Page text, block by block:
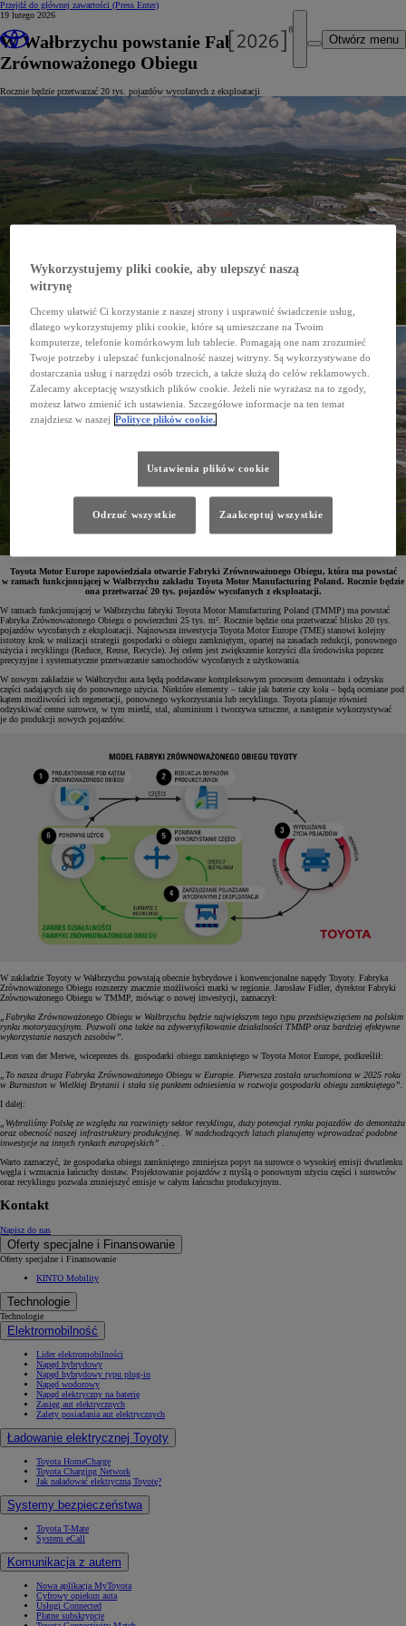
Przejdź do głównej zawartości (Press Enter)
Otwórz menu
19 lutego 2026
W Wałbrzychu powstanie Fabryka
Zrównoważonego Obiegu
Rocznie będzie przetwarzać 20 tys. pojazdów wycofanych z eksploatacji
Toyota Motor Europe zapowiedziała otwarcie Fabryki Zrównoważonego Obiegu, która ma powstać
w ramach funkcjonującej w Wałbrzychu zakładu Toyota Motor Manufacturing Poland. Rocznie będzie
ona przetwarzać 20 tys. pojazdów wycofanych z eksploatacji.
W ramach funkcjonującej w Wałbrzychu fabryki Toyota Motor Manufacturing Poland (TMMP) ma powstać
Fabryka Zrównoważonego Obiegu o powierzchni 25 tys. m². Rocznie będzie ona przetwarzać blisko 20 tys.
pojazdów wycofanych z eksploatacji. Najnowsza inwestycja Toyota Motor Europe (TME) stanowi kolejny
istotny krok w realizacji strategii gospodarki o obiegu zamkniętym, opartej na zasadach redukcji, ponownego
użycia i recyklingu (Reduce, Reuse, Recycle). Jej celem jest zwiększenie korzyści dla środowiska poprzez
precyzyjne i systematyczne przetwarzanie samochodów wycofanych z użytkowania.
W nowym zakładzie w Wałbrzychu auta będą poddawane kompleksowym procesom demontażu i odzysku
części nadających się do ponownego użycia. Niektóre elementy – takie jak baterie czy koła – będą oceniane pod
kątem możliwości ich regeneracji, ponownego wykorzystania lub recyklingu. Toyota planuje również
odzyskiwać cenne surowce, w tym miedź, stal, aluminium i tworzywa sztuczne, a następnie wykorzystywać
je do produkcji nowych pojazdów.
W zakładzie Toyoty w Wałbrzychu powstają obecnie hybrydowe i konwencjonalne napędy Toyoty. Fabryka
Zrównoważonego Obiegu rozszerzy znacznie możliwości marki w regionie. Jarosław Fidler, dyrektor Fabryki
Zrównoważonego Obiegu w TMMP, mówiąc o nowej inwestycji, zaznaczył:
„Fabryka Zrównoważonego Obiegu w Wałbrzychu będzie największym tego typu przedsięwzięciem na polskim
rynku motoryzacyjnym. Pozwoli ona także na zdywersyfikowanie działalności TMMP oraz bardziej efektywne
wykorzystanie naszych zasobów”.
Leon van der Merwe, wiceprezes ds. gospodarki obiegu zamkniętego w Toyota Motor Europe, podkreślił:
„To nasza druga Fabryka Zrównoważonego Obiegu w Europie. Pierwsza została uruchomiona w 2025 roku
w Burnaston w Wielkiej Brytanii i stała się punktem odniesienia w rozwoju gospodarki obiegu zamkniętego”.
I dalej:
„Wybraliśmy Polskę ze względu na rozwinięty sektor recyklingu, duży potencjał rynku pojazdów do demontażu
oraz obecność naszej infrastruktury produkcyjnej. W nadchodzących latach planujemy wprowadzać podobne
inwestycje na innych rynkach europejskich” .
Warto zaznaczyć, że gospodarka obiegu zamkniętego zmniejsza popyt na surowce o wysokiej emisji dwutlenku
węgla i wzmacnia łańcuchy dostaw. Projektowanie pojazdów z myślą o ponownym użyciu części i surowców
oraz recyklingu pozwala zmniejszyć emisje w całym łańcuchu produkcyjnym.
Kontakt
Napisz do nas
Oferty specjalne i Finansowanie
Oferty specjalne i Finansowanie
KINTO Mobility
Technologie
Technologie
Elektromobilność
Lider elektromobilności
Napęd hybrydowy
Napęd hybrydowy typu plug-in
Napęd wodorowy
Napęd elektryczny na baterię
Zasięg aut elektrycznych
Zalety posiadania aut elektrycznych
Ładowanie elektrycznej Toyoty
Toyota HomeCharge
Toyota Charging Network
Jak naładować elektryczną Toyotę?
Systemy bezpieczeństwa
Toyota T-Mate
System eCall
Komunikacja z autem
Nowa aplikacja MyToyota
Cyfrowy opiekun auta
Usługi Connected
Płatne subskrypcje
Wykorzystujemy pliki cookie, aby ulepszyć naszą
witrynę
Chcemy ułatwić Ci korzystanie z naszej strony i usprawnić świadczenie usług,
dlatego wykorzystujemy pliki cookie, które są umieszczane na Twoim
komputerze, telefonie komórkowym lub tablecie. Pomagają one nam zrozumieć
Twoje potrzeby i ulepszać funkcjonalność naszej witryny. Są wykorzystywane do
dostarczania usług i narzędzi osób trzecich, a także służą do celów reklamowych.
Zalecamy akceptację wszystkich plików cookie. Jeżeli nie wyrażasz na to zgody,
możesz łatwo zmienić ich ustawienia. Szczegółowe informacje na ten temat
znajdziesz w naszej Polityce plików cookie.
Ustawienia plików cookie
Odrzuć wszystkie Zaakceptuj wszystkie